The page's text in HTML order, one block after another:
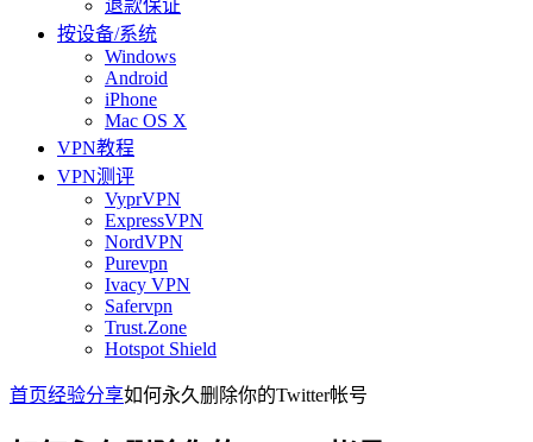
退款保证
按设备/系统
Windows
Android
iPhone
Mac OS X
VPN教程
VPN测评
VyprVPN
ExpressVPN
NordVPN
Purevpn
Ivacy VPN
Safervpn
Trust.Zone
Hotspot Shield
首页经验分享如何永久删除你的Twitter帐号